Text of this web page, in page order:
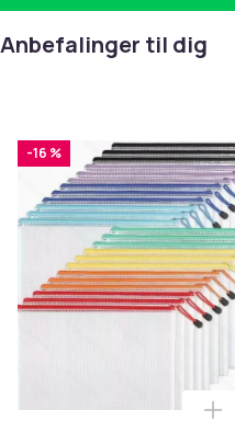
Anbefalinger til dig
-16 %